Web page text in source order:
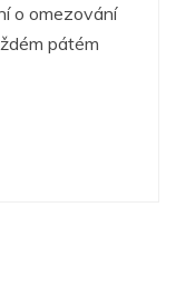
o omezování
pátém